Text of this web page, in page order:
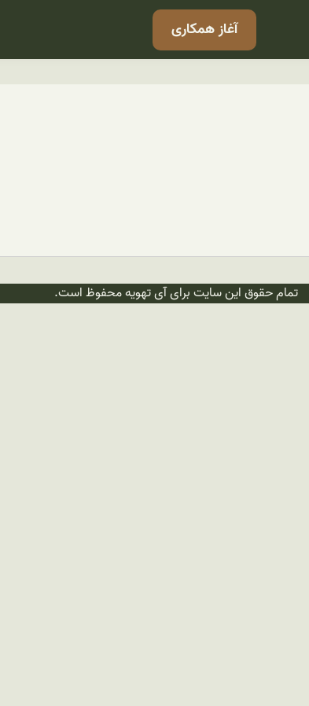
آغاز همکاری
تمام حقوق این سایت برای آی تهویه محفوظ است.